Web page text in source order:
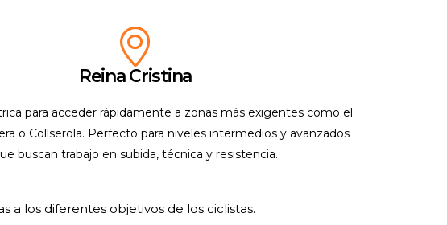
Reina Cristina
para acceder rápidamente a zonas más exigentes como el
o Collserola. Perfecto para niveles intermedios y avanzados
buscan trabajo en subida, técnica y resistencia.
a los diferentes objetivos de los ciclistas.